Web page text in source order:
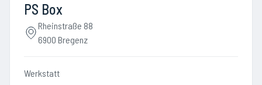
PS Box
Rheinstraße 88
6900 Bregenz
Werkstatt